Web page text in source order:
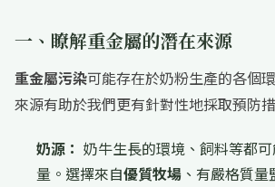
一、瞭解重金屬的潛在來源
重金屬污染可能存在於奶粉生產的各個
來源有助於我們更有針對性地採取預防措
奶源： 奶牛生長的環境、飼料等都
量。選擇來自優質牧場 、有嚴格質